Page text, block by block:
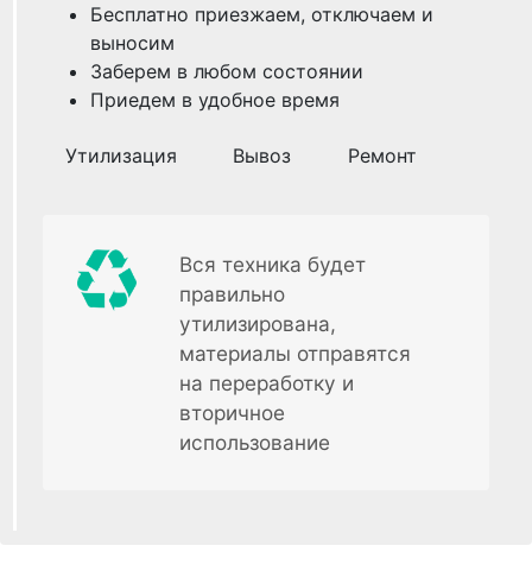
Бесплатно приезжаем, отключаем и
выносим
Заберем в любом состоянии
Приедем в удобное время
Утилизация Вывоз Ремонт
Вся техника будет
правильно
утилизирована,
материалы отправятся
на переработку и
вторичное
использование